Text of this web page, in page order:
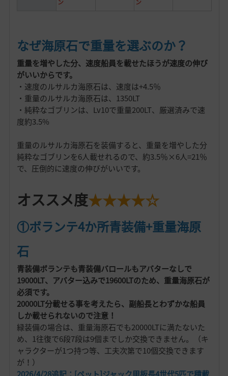
ン ン
なぜ海原石で重量を選ぶのか？
重量を増やした分、速度船員を載せたほうが速度の伸び
がいいからです。
・速度のルサルカ海原石は、速度は+4.5％
・重量のルサルカ海原石は、1350LT
・純粋なゴブリンは、Lv10で重量200LT、厳選済みで速
度約3.5%
重量のルサルカ海原石を装備すると、重量を増やした分
純粋なゴブリンを6人載せれるので、約3.5％×6人=21％
で、圧倒的に速度の伸びがいいです。
オススメ度★★★★☆
①ボランテ4か所青装備+重量海原
石
青装備ボランテも青装備バロールもアバターなしで
19000LT、アバター込みで19600LTのため、重量海原石が
必須です。
20000LT分載せる事を考えたら、副船長とわずかな船員
しか載せられないので注意！
緑装備の場合は、重量海原石でも20000LTに満たないた
め、1往復で6段7段は9個までしか交換できません。（キ
ャラクターが1つ持つ等、工夫次第で10個交換できます
が！）